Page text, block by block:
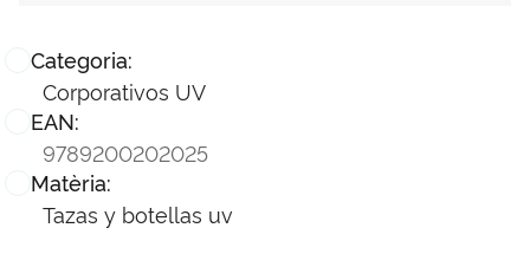
Categoria:
Corporativos UV
EAN:
9789200202025
Matèria:
Tazas y botellas uv